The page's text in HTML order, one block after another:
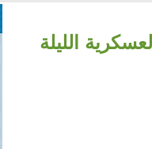
الليلة